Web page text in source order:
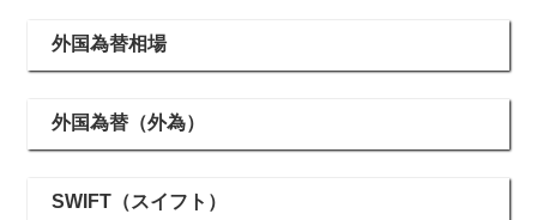
外国為替相場
外国為替（外為）
SWIFT（スイフト）